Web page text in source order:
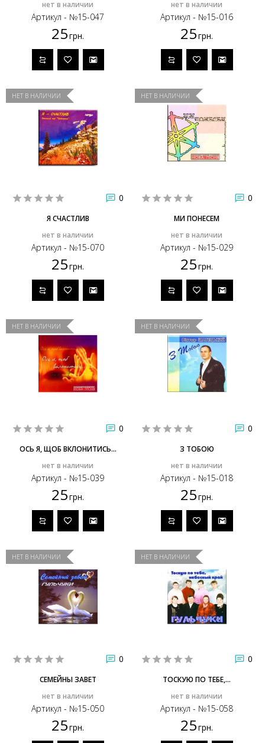
нет в наличии
Артикул - №15-047
25грн.
нет в наличии
Артикул - №15-016
25грн.
НЕТ В НАЛИЧИИ
0
Я СЧАСТЛИВ
нет в наличии
Артикул - №15-070
25грн.
НЕТ В НАЛИЧИИ
0
МИ ПОНЕСЕМ
нет в наличии
Артикул - №15-029
25грн.
НЕТ В НАЛИЧИИ
0
ОСЬ Я, ЩОБ ВКЛОНИТИСЬ...
нет в наличии
Артикул - №15-039
25грн.
НЕТ В НАЛИЧИИ
0
З ТОБОЮ
нет в наличии
Артикул - №15-018
25грн.
НЕТ В НАЛИЧИИ
0
СЕМЕЙНЫ ЗАВЕТ
нет в наличии
Артикул - №15-050
25грн.
НЕТ В НАЛИЧИИ
0
ТОСКУЮ ПО ТЕБЕ,...
нет в наличии
Артикул - №15-058
25грн.